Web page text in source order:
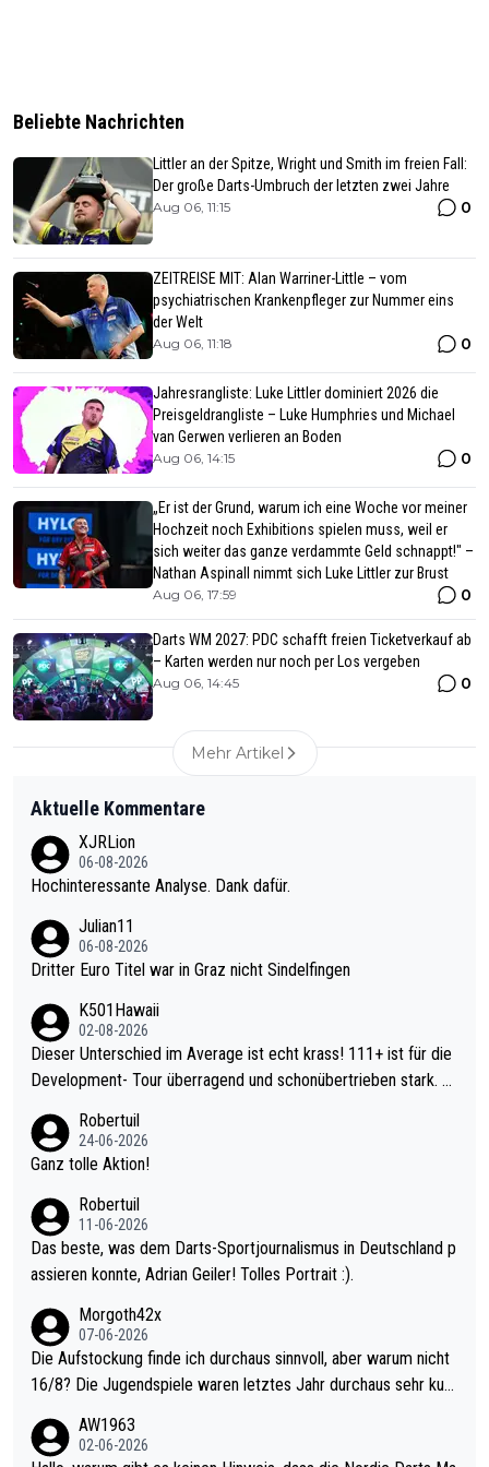
Beliebte Nachrichten
Littler an der Spitze, Wright und Smith im freien Fall:
Der große Darts-Umbruch der letzten zwei Jahre
Aug 06, 11:15 0
ZEITREISE MIT: Alan Warriner-Little – vom
psychiatrischen Krankenpfleger zur Nummer eins
der Welt
Aug 06, 11:18 0
Jahresrangliste: Luke Littler dominiert 2026 die
Preisgeldrangliste – Luke Humphries und Michael
van Gerwen verlieren an Boden
Aug 06, 14:15 0
„Er ist der Grund, warum ich eine Woche vor meiner
Hochzeit noch Exhibitions spielen muss, weil er
sich weiter das ganze verdammte Geld schnappt!" –
Nathan Aspinall nimmt sich Luke Littler zur Brust
Aug 06, 17:59 0
Darts WM 2027: PDC schafft freien Ticketverkauf ab
– Karten werden nur noch per Los vergeben
Aug 06, 14:45 0
Mehr Artikel
Aktuelle Kommentare
XJRLion
06-08-2026
Hochinteressante Analyse. Dank dafür.
Julian11
06-08-2026
Dritter Euro Titel war in Graz nicht Sindelfingen
K501Hawaii
02-08-2026
Dieser Unterschied im Average ist echt krass! 111+ ist für die
Development- Tour überragend und schonübertrieben stark. U
mal 40+ erst recht. Da gewinnst keinen Blumentopf - ist ja noc
h krasser wie ein Pokalspiel eines Kreisligisten vs einem Bund
Robertuil
24-06-2026
Ganz tolle Aktion!
Robertuil
11-06-2026
Das beste, was dem Darts-Sportjournalismus in Deutschland p
assieren konnte, Adrian Geiler! Tolles Portrait :).
Morgoth42x
07-06-2026
Die Aufstockung finde ich durchaus sinnvoll, aber warum nicht
16/8? Die Jugendspiele waren letztes Jahr durchaus sehr kurz
Allerdings ist Mitchell Lawrie als Nummer 1 der Welt eh qualifi
AW1963
02-06-2026